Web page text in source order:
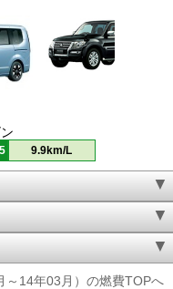
9.9km/L
14年03月）の燃費TOPへ